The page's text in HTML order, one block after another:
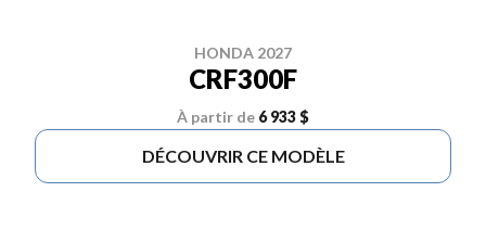
HONDA 2027
CRF300F
À partir de 6 933 $
DÉCOUVRIR CE MODÈLE